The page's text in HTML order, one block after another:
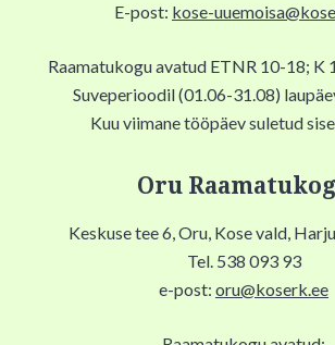
E-post: kose-
Raamatukogu avatud ETNR 10-18; K
Suveperioodil (01.06-31.08)
Kuu viimane tööpäev suletud
Oru
Keskuse tee 6, Oru, Kose vald,
Tel. 538 093 93
e-post: oru@koserk.ee